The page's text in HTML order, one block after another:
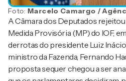
Foto: Marcelo Camargo /
A Câmara dos Deputados
Medida Provisória (MP) do IOF,
derrotas do presidente Luiz Inácio
ministro da Fazenda, Fernando
proposta sequer chegou a ser